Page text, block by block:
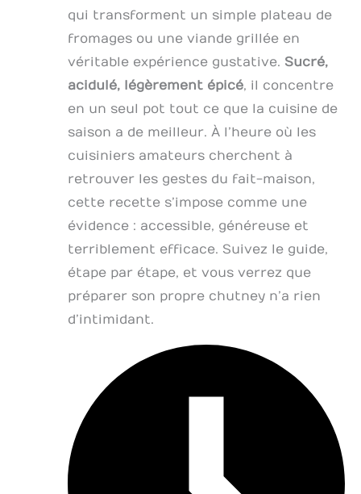
qui transforment un simple plateau de
fromages ou une viande grillée en
véritable expérience gustative. Sucré,
acidulé, légèrement épicé, il concentre
en un seul pot tout ce que la cuisine de
saison a de meilleur. À l’heure où les
cuisiniers amateurs cherchent à
retrouver les gestes du fait-maison,
cette recette s’impose comme une
évidence : accessible, généreuse et
terriblement efficace. Suivez le guide,
étape par étape, et vous verrez que
préparer son propre chutney n’a rien
d’intimidant.